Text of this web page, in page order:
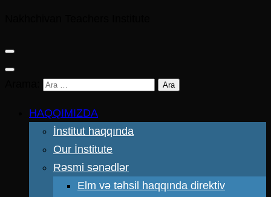
HAQQIMIZDA
İnstitut haqqında
Our İnstitute
Rəsmi sənədlər
Elm və təhsil haqqında direktiv